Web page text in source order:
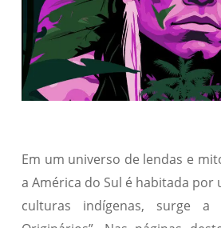
Em um universo de lendas e
a América do Sul é habitada por
culturas indígenas, surge a